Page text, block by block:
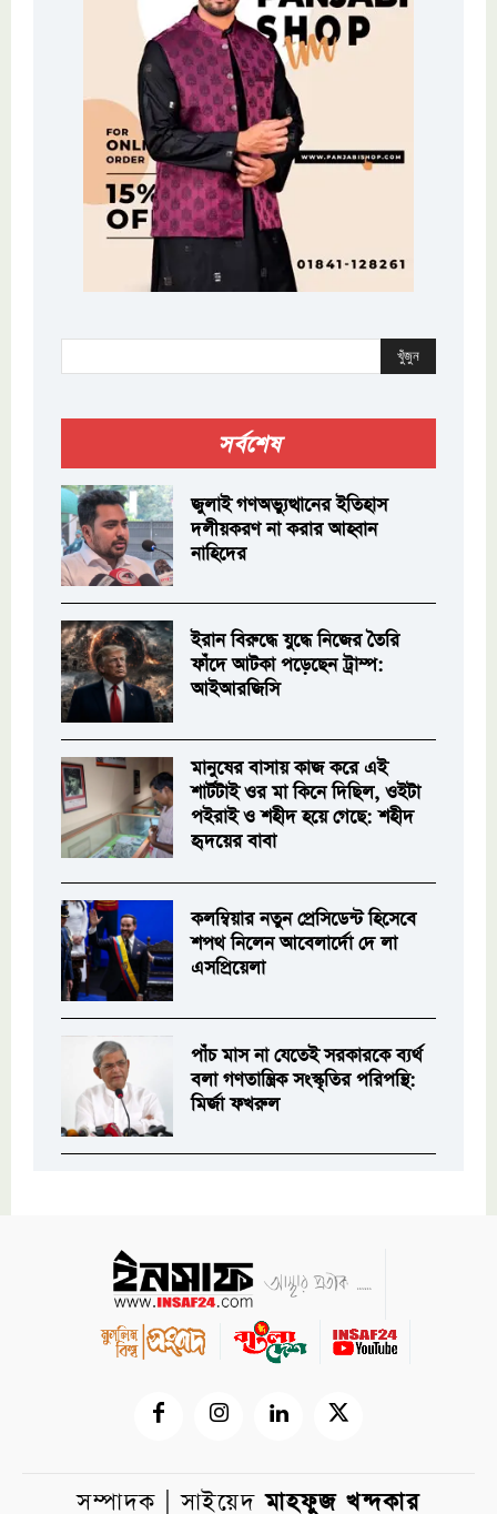
খুঁজুন
সর্বশেষ
জুলাই গণঅভ্যুত্থানের ইতিহাস
দলীয়করণ না করার আহ্বান
নাহিদের
ইরান বিরুদ্ধে যুদ্ধে নিজের তৈরি
ফাঁদে আটকা পড়েছেন ট্রাম্প:
আইআরজিসি
মানুষের বাসায় কাজ করে এই
শার্টটাই ওর মা কিনে দিছিল, ওইটা
পইরাই ও শহীদ হয়ে গেছে: শহীদ
হৃদয়ের বাবা
কলম্বিয়ার নতুন প্রেসিডেন্ট হিসেবে
শপথ নিলেন আবেলার্দো দে লা
এসপ্রিয়েলা
পাঁচ মাস না যেতেই সরকারকে ব্যর্থ
বলা গণতান্ত্রিক সংস্কৃতির পরিপন্থি:
মির্জা ফখরুল
সম্পাদক | সাইয়েদমাহফুজ খন্দকার